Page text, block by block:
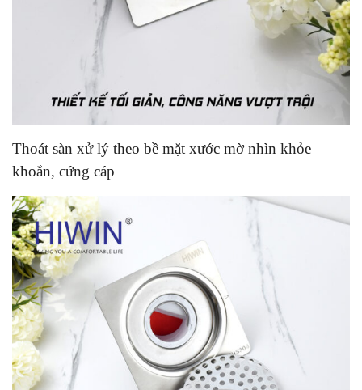
Thoát sàn xử lý theo bề mặt xước mờ nhìn khỏe
khoắn, cứng cáp